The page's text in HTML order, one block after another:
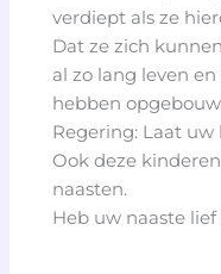
verdiept als ze
Dat ze zich
al zo lang leven
hebben
Regering: Laat uw
Ook deze
naasten.
Heb uw naaste lief